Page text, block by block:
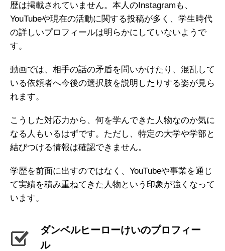
歴は掲載されていません。本人のInstagramも、
YouTubeや現在の活動に関する投稿が多く、学生時代
の詳しいプロフィールは明らかにしていないようで
す。
動画では、相手の話の矛盾を問いかけたり、混乱して
いる依頼者へ今後の選択肢を説明したりする姿が見ら
れます。
こうした対応力から、何を学んできた人物なのか気に
なる人もいるはずです。ただし、特定の大学や学部と
結びつける情報は確認できません。
学歴を前面に出すのではなく、YouTubeや事業を通じ
て実績を積み重ねてきた人物という印象が強くなって
います。
ダンベルヒーローけいのプロフィー
ル